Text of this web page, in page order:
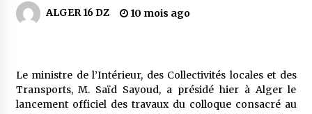
dédiée aux voyages à l’étranger
En service à partir du 1er août prochain :
Lancement de la plateforme numérique dédiée
à l’importation
2 semaines ago
ALGER 16 DZ 10 mois ago
Le ministre de l’Intérieur, des Collectivités locales et des
Transports, M. Saïd Sayoud, a présidé hier à Alger le
lancement officiel des travaux du colloque consacré au